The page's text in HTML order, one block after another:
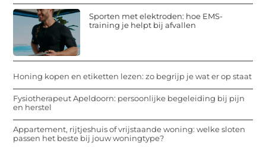
Sporten met elektroden: hoe EMS-
training je helpt bij afvallen
Honing kopen en etiketten lezen: zo begrijp je wat er op staat
Fysiotherapeut Apeldoorn: persoonlijke begeleiding bij pijn
en herstel
Appartement, rijtjeshuis of vrijstaande woning: welke sloten
passen het beste bij jouw woningtype?